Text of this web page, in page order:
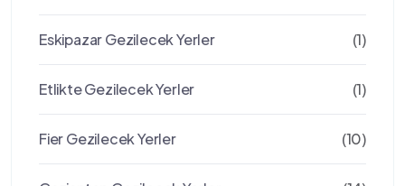
Eskipazar Gezilecek Yerler (1)
Etlikte Gezilecek Yerler (1)
Fier Gezilecek Yerler (10)